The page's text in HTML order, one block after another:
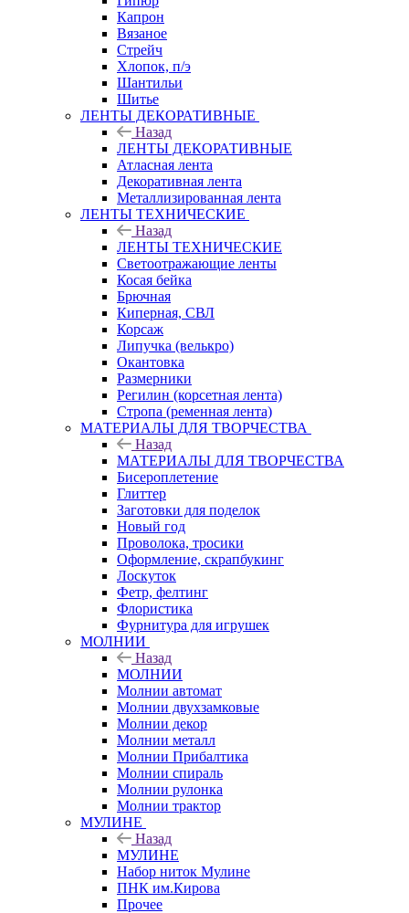
Капрон
Вязаное
Стрейч
Хлопок, п/э
Шантильи
Шитье
ЛЕНТЫ ДЕКОРАТИВНЫЕ
Назад
ЛЕНТЫ ДЕКОРАТИВНЫЕ
Атласная лента
Декоративная лента
Металлизированная лента
ЛЕНТЫ ТЕХНИЧЕСКИЕ
Назад
ЛЕНТЫ ТЕХНИЧЕСКИЕ
Светоотражающие ленты
Косая бейка
Брючная
Киперная, СВЛ
Корсаж
Липучка (велькро)
Окантовка
Размерники
Регилин (корсетная лента)
Стропа (ременная лента)
МАТЕРИАЛЫ ДЛЯ ТВОРЧЕСТВА
Назад
МАТЕРИАЛЫ ДЛЯ ТВОРЧЕСТВА
Бисероплетение
Глиттер
Заготовки для поделок
Новый год
Проволока, тросики
Оформление, скрапбукинг
Лоскуток
Фетр, фелтинг
Флористика
Фурнитура для игрушек
МОЛНИИ
Назад
МОЛНИИ
Молнии автомат
Молнии двухзамковые
Молнии декор
Молнии металл
Молнии Прибалтика
Молнии спираль
Молнии рулонка
Молнии трактор
МУЛИНЕ
Назад
МУЛИНЕ
Набор ниток Мулине
ПНК им.Кирова
Прочее